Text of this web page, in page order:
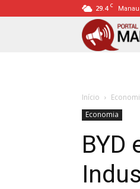
29.4 C
Início
Economia
BYD